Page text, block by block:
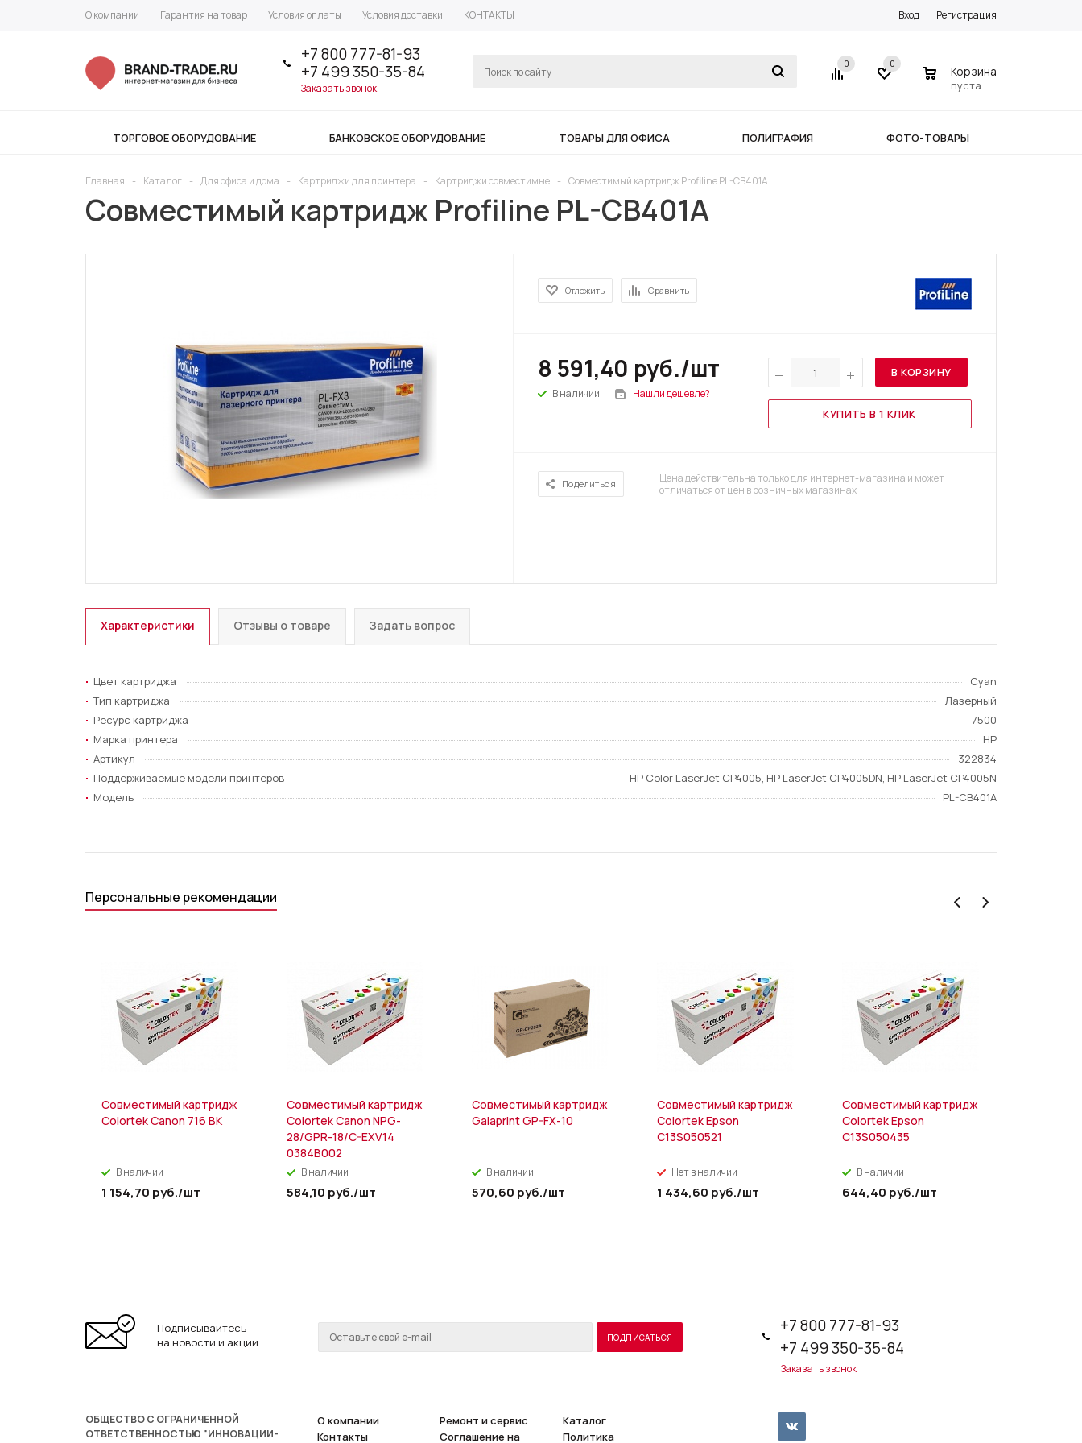
О компании Гарантия на товар Условия оплаты Условия доставки КОНТАКТЫ Вход Регистрация
+7 800 777-81-93
+7 499 350-35-84
Заказать звонок
0 0
Корзина
пуста
ТОРГОВОЕ ОБОРУДОВАНИЕ БАНКОВСКОЕ ОБОРУДОВАНИЕ ТОВАРЫ ДЛЯ ОФИСА ПОЛИГРАФИЯ ФОТО-ТОВАРЫ
Главная - Каталог - Для офиса и дома - Картриджи для принтера - Картриджи совместимые - Совместимый картридж Profiline PL-CB401A
Совместимый картридж Profiline PL-CB401A
Отложить Сравнить
8 591,40 руб./шт
В наличии Нашли дешевле?
В КОРЗИНУ
КУПИТЬ В 1 КЛИК
Поделиться
Цена действительна только для интернет-магазина и может
отличаться от цен в розничных магазинах
Характеристики Отзывы о товаре Задать вопрос
Цвет картриджа
Cyan
Тип картриджа
Лазерный
Ресурс картриджа
7500
Марка принтера
HP
Артикул
322834
Поддерживаемые модели принтеров
HP Color LaserJet CP4005, HP LaserJet CP4005DN, HP LaserJet CP4005N
Модель
PL-CB401A
Персональные рекомендации
Совместимый картридж
Colortek Canon 716 BK
В наличии
1 154,70 руб./шт
Совместимый картридж
Colortek Canon NPG-
28/GPR-18/C-EXV14
0384B002
В наличии
584,10 руб./шт
Совместимый картридж
Galaprint GP-FX-10
В наличии
570,60 руб./шт
Совместимый картридж
Colortek Epson
C13S050521
Нет в наличии
1 434,60 руб./шт
Совместимый картридж
Colortek Epson
C13S050435
В наличии
644,40 руб./шт
Подписывайтесь
на новости и акции
+7 800 777-81-93
+7 499 350-35-84
Заказать звонок
ОБЩЕСТВО С ОГРАНИЧЕННОЙ
ОТВЕТСТВЕННОСТЬЮ "ИННОВАЦИИ-
О компании Ремонт и сервис
Каталог
Контакты
Соглашение на Политика